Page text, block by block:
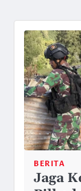
BERITA
Jaga